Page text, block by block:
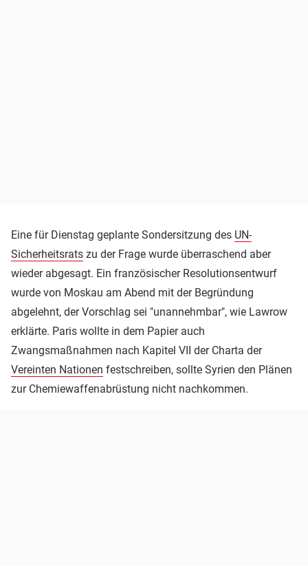
Eine für Dienstag geplante Sondersitzung des UN-
Sicherheitsrats zu der Frage wurde überraschend aber
wieder abgesagt. Ein französischer Resolutionsentwurf
wurde von Moskau am Abend mit der Begründung
abgelehnt, der Vorschlag sei "unannehmbar", wie Lawrow
erklärte. Paris wollte in dem Papier auch
Zwangsmaßnahmen nach Kapitel VII der Charta der
Vereinten Nationen festschreiben, sollte Syrien den Plänen
zur Chemiewaffenabrüstung nicht nachkommen.